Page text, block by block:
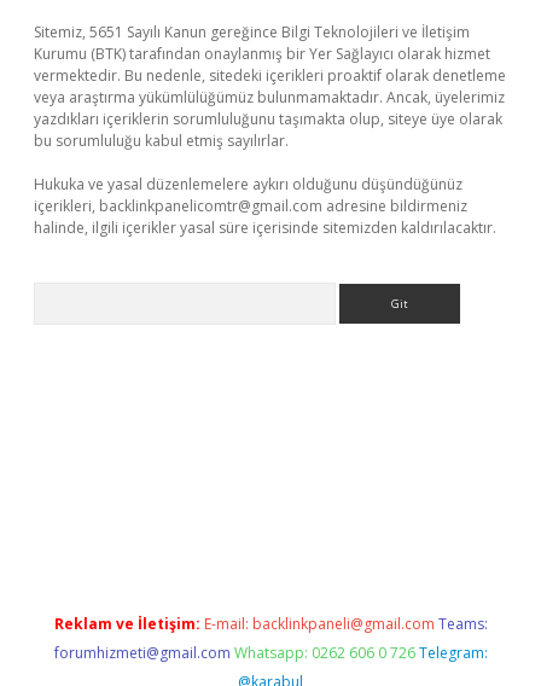
Sitemiz, 5651 Sayılı Kanun gereğince Bilgi Teknolojileri ve İletişim
Kurumu (BTK) tarafından onaylanmış bir Yer Sağlayıcı olarak hizmet
vermektedir. Bu nedenle, sitedeki içerikleri proaktif olarak denetleme
veya araştırma yükümlülüğümüz bulunmamaktadır. Ancak, üyelerimiz
yazdıkları içeriklerin sorumluluğunu taşımakta olup, siteye üye olarak
bu sorumluluğu kabul etmiş sayılırlar.
Hukuka ve yasal düzenlemelere aykırı olduğunu düşündüğünüz
içerikleri, backlinkpanelicomtr@gmail.com adresine bildirmeniz
halinde, ilgili içerikler yasal süre içerisinde sitemizden kaldırılacaktır.
Reklam ve İletişim: E-mail: backlinkpaneli@gmail.com Teams:
forumhizmeti@gmail.com Whatsapp: 0262 606 0 726 Telegram:
@karabul